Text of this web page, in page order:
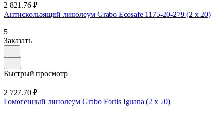
2 821.76 ₽
Антискользящий линолеум Grabo Ecosafe 1175-20-279 (2 х 20)
5
Заказать
Быстрый просмотр
2 727.70 ₽
Гомогенный линолеум Grabo Fortis Iguana (2 х 20)